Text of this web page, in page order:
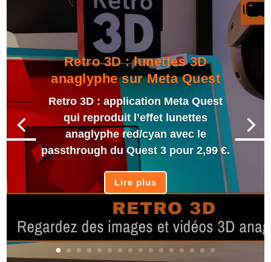
Retro 3D : lunettes 3D
anaglyphe sur Meta Quest
Retro 3D : application Meta Quest
qui reproduit l’effet lunettes
anaglyphe red/cyan avec le
passthrough du Quest 3 pour 2,99 €.
Lire plus